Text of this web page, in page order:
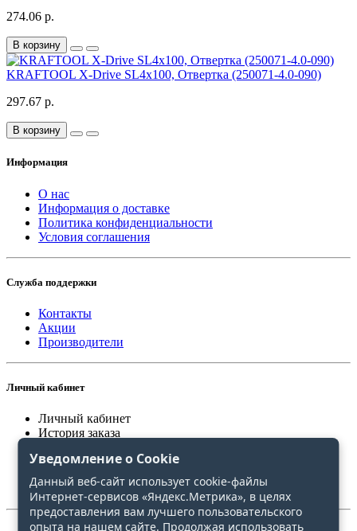
274.06 р.
В корзину
KRAFTOOL Х-Drive SL4х100, Отвертка (250071-4.0-090)
297.67 р.
В корзину
Информация
О нас
Информация о доставке
Политика конфиденциальности
Условия соглашения
Служба поддержки
Контакты
Акции
Производители
Личный кабинет
Личный кабинет
История заказа
Сравнение
Уведомление о Cookie
Данный веб-сайт использует cookie-файлы
Интернет-сервисов «Яндекс.Метрика», в целях
предоставления вам лучшего пользовательского
опыта на нашем сайте. Продолжая использовать